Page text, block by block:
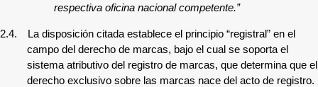
respectiva oficina nacional competente.”
2.4. La disposición citada establece el principio “registral” en el
campo del derecho de marcas, bajo el cual se soporta el
sistema atributivo del registro de marcas, que determina que el
derecho exclusivo sobre las marcas nace del acto de registro.